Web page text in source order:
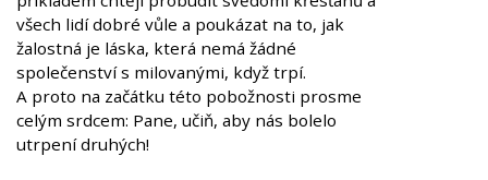
všech lidí dobré vůle a poukázat na to, jak
žalostná je láska, která nemá žádné
společenství s milovanými, když trpí.
A proto na začátku této pobožnosti prosme
celým srdcem: Pane, učiň, aby nás bolelo
utrpení druhých!